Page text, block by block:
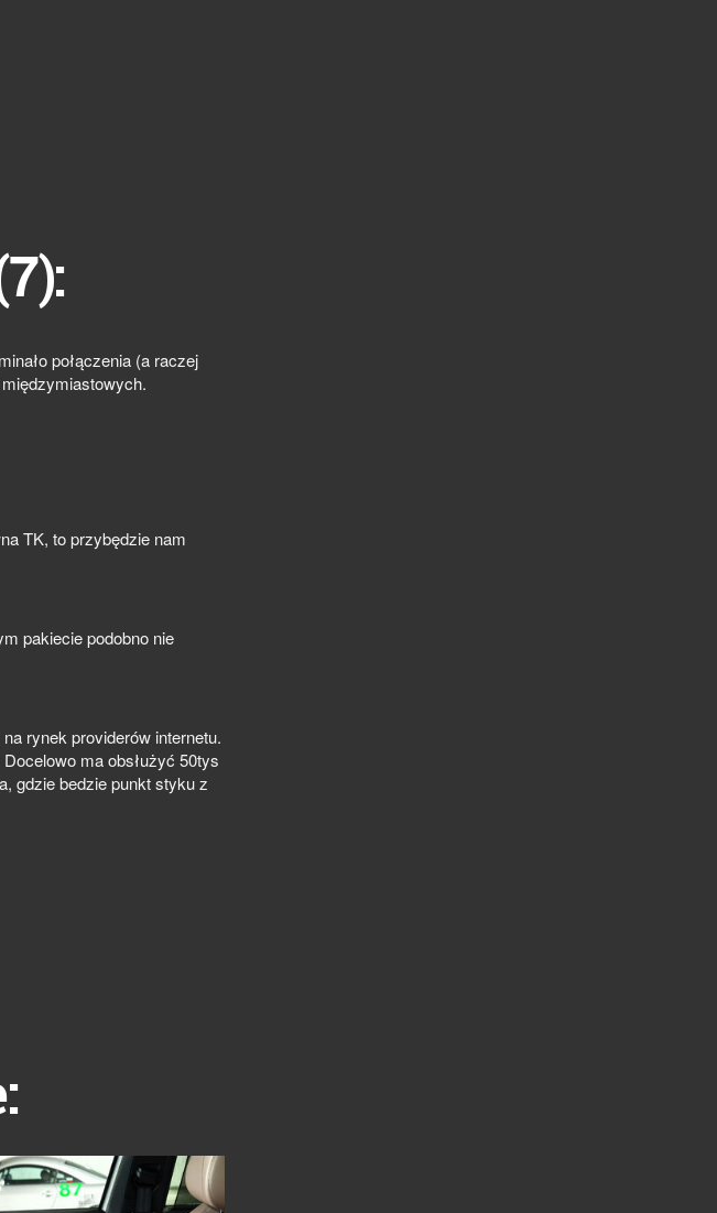
7):
połączenia (a raczej
TK, to przybędzie nam
pakiecie podobno nie
rynek providerów internetu.
ma obsłużyć 50tys
gdzie bedzie punkt styku z